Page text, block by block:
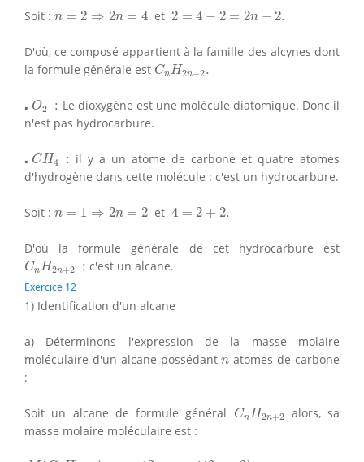
Soit : n = 2 ⇒ 2n = 4
n ⇒ n =4 et 2 = 4 − 2 = 2n − 2.
2 − 2 2.
D'où, ce composé appartient à la famille des alcynes dont
la formule générale est CnH2n−2.
Cn H2
⋅ O2 :
O : Le dioxygène est une molécule diatomique. Donc il
n'est pas hydrocarbure.
⋅ CH4 :
CH4
il y a un atome de carbone et quatre atomes
d'hydrogène dans cette molécule : c'est un hydrocarbure.
Soit : n = 1 ⇒ 2n = 2
n =1 ⇒ 2n =2 et 4 = 2 + 2.
4 + 2.
D'où la formule générale de cet hydrocarbure est
CnH2n+2 :
Cn H2 2 :c'est un alcane.
Exercice 12
1) Identification d'un alcane
a) Déterminons l'expression de la masse molaire
moléculaire d'un alcane possédantn
n atomes de carbone
:
Soit un alcane de formule général CnH2n+2
Cn H2 2alors, sa
masse molaire moléculaire est :